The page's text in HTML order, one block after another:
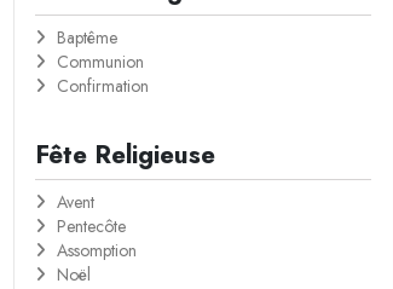
Baptême
Communion
Confirmation
Fête Religieuse
Avent
Pentecôte
Assomption
Noël